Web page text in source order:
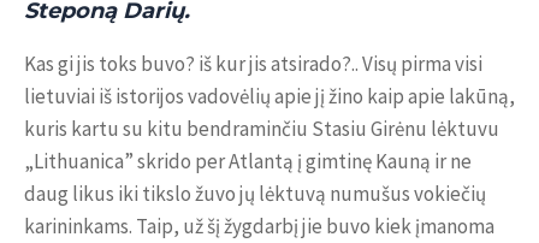
Steponą Darių.
Kas gi jis toks buvo? iš kur jis atsirado?.. Visų pirma visi
lietuviai iš istorijos vadovėlių apie jį žino kaip apie lakūną,
kuris kartu su kitu bendraminčiu Stasiu Girėnu lėktuvu
„Lithuanica” skrido per Atlantą į gimtinę Kauną ir ne
daug likus iki tikslo žuvo jų lėktuvą numušus vokiečių
karininkams. Taip, už šį žygdarbį jie buvo kiek įmanoma